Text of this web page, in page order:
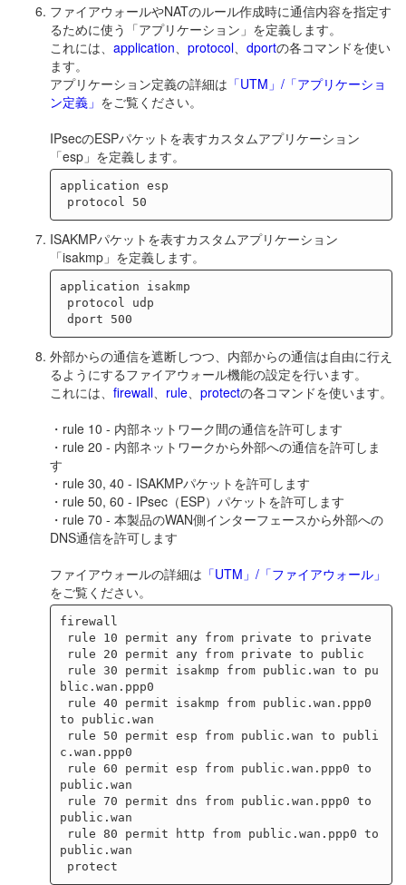
ファイアウォールやNATのルール作成時に通信内容を指定す
るために使う「アプリケーション」を定義します。
これには、 application protocol dportの各コマンドを使い
ます。
アプリケーション定義の詳細は 「UTM」/「アプリケーショ
ン定義」 をご覧ください。
IPsecのESPパケットを表すカスタムアプリケーション
「esp」を定義します。
application esp
ISAKMPパケットを表すカスタムアプリケーション
「isakmp」を定義します。
application isakmp
外部からの通信を遮断しつつ、内部からの通信は自由に行え
るようにするファイアウォール機能の設定を行います。
これには、 firewall rule protectの各コマンドを使います。
・rule 10 - 内部ネットワーク間の通信を許可します
・rule 20 - 内部ネットワークから外部への通信を許可しま
す
・rule 30, 40 - ISAKMPパケットを許可します
・rule 50, 60 - IPsec（ESP）パケットを許可します
・rule 70 - 本製品のWAN側インターフェースから外部への
DNS通信を許可します
ファイアウォールの詳細は 「UTM」/「ファイアウォール」
をご覧ください。
firewall
blic.wan.ppp0
to public.wan
c.wan.ppp0
public.wan
public.wan
public.wan